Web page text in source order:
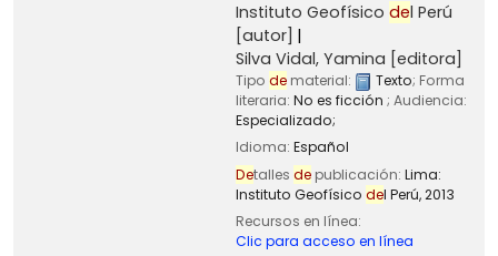
Instituto Geofísico del Perú
[autor]
Silva Vidal, Yamina [editora]
Tipo dematerial: Texto; Forma
literaria: No es ficción ; Audiencia:
Especializado;
Idioma: Español
Detalles depublicación: Lima:
Instituto Geofísico del Perú,2013
Recursos en línea:
Clic para acceso en línea